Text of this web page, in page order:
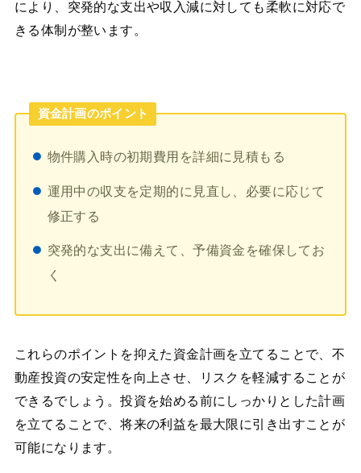
により、突発的な支出や収入減に対しても柔軟に対応で
きる体制が整います。
資金計画のポイント
物件購入時の初期費用を詳細に見積もる
運用中の収支を定期的に見直し、必要に応じて
修正する
突発的な支出に備えて、予備資金を確保してお
く
これらのポイントを抑えた資金計画を立てることで、不
動産投資の安定性を向上させ、リスクを軽減することが
できるでしょう。投資を始める前にしっかりとした計画
を立てることで、将来の利益を最大限に引き出すことが
可能になります。